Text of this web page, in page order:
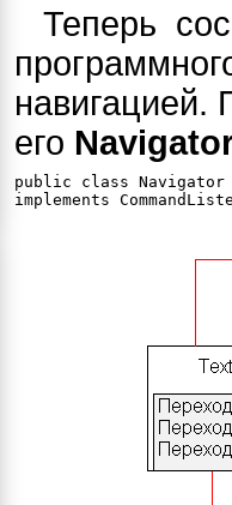
Теперь
навигацией.
его
public class Navigator